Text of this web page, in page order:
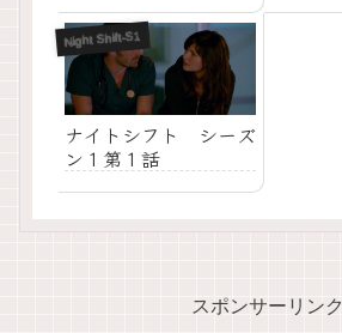
Night Shift-S1
ナイトシフト シーズ
ン１第１話
スポンサーリンク